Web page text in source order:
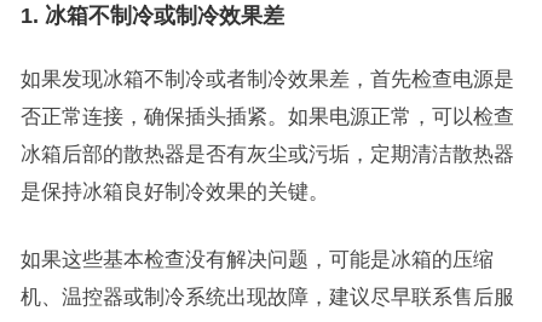
1. 冰箱不制冷或制冷效果差
如果发现冰箱不制冷或者制冷效果差，首先检查电源是
否正常连接，确保插头插紧。如果电源正常，可以检查
冰箱后部的散热器是否有灰尘或污垢，定期清洁散热器
是保持冰箱良好制冷效果的关键。
如果这些基本检查没有解决问题，可能是冰箱的压缩
机、温控器或制冷系统出现故障，建议尽早联系售后服